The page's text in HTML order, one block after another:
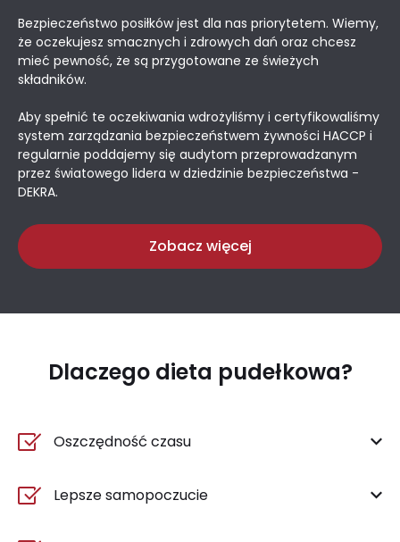
Bezpieczeństwo posiłków jest dla nas priorytetem. Wiemy,
że oczekujesz smacznych i zdrowych dań oraz chcesz
mieć pewność, że są przygotowane ze świeżych
składników.
Aby spełnić te oczekiwania wdrożyliśmy i certyfikowaliśmy
system zarządzania bezpieczeństwem żywności HACCP i
regularnie poddajemy się audytom przeprowadzanym
przez światowego lidera w dziedzinie bezpieczeństwa -
DEKRA.
Zobacz więcej
Dlaczego dieta pudełkowa?
Oszczędność czasu
Lepsze samopoczucie